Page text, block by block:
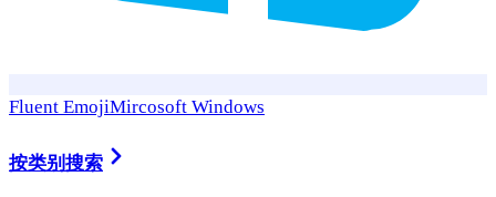
Fluent EmojiMircosoft Windows
按类别搜索